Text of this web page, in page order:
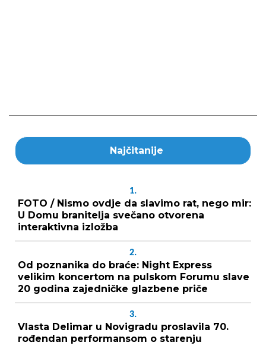
Najčitanije
1.
FOTO / Nismo ovdje da slavimo rat, nego mir:
U Domu branitelja svečano otvorena
interaktivna izložba
2.
Od poznanika do braće: Night Express
velikim koncertom na pulskom Forumu slave
20 godina zajedničke glazbene priče
3.
Vlasta Delimar u Novigradu proslavila 70.
rođendan performansom o starenju